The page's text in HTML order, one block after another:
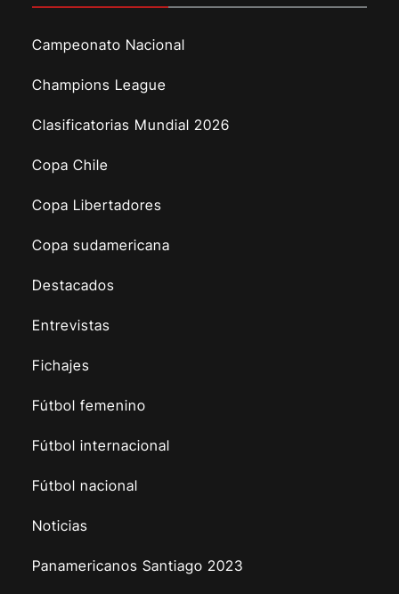
Campeonato Nacional
Champions League
Clasificatorias Mundial 2026
Copa Chile
Copa Libertadores
Copa sudamericana
Destacados
Entrevistas
Fichajes
Fútbol femenino
Fútbol internacional
Fútbol nacional
Noticias
Panamericanos Santiago 2023